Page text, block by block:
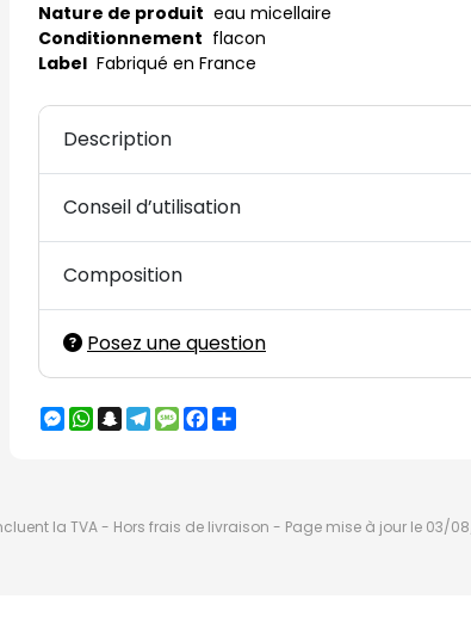
Nature de produit eau micellaire
Conditionnement flacon
Label Fabriqué en France
Description
Conseil d’utilisation
Composition
Posez une question
Messenger
WhatsApp
Snapchat
Telegram
MessageFacebook
la TVA - Hors frais de livraison - Page mise à jour le 03/